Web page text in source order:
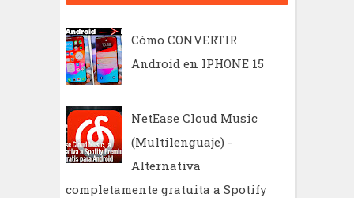
Cómo CONVERTIR
Android en IPHONE 15
NetEase Cloud Music
(Multilenguaje) -
Alternativa
completamente gratuita a Spotify